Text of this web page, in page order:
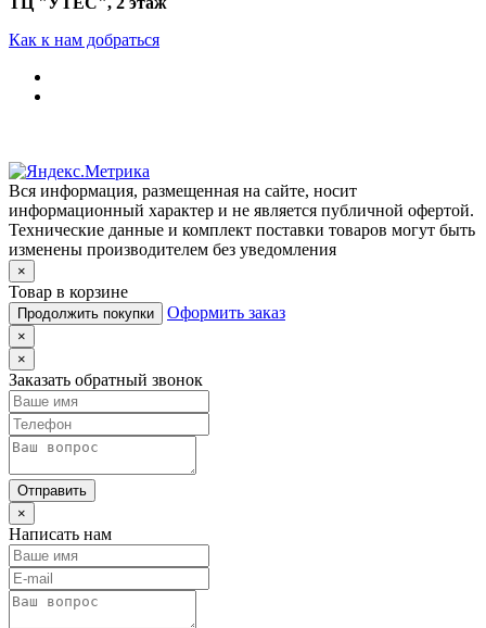
Как к нам добраться
Вся информация, размещенная на сайте, носит
информационный характер и не является публичной офертой.
Технические данные и комплект поставки товаров могут быть
изменены производителем без уведомления
×
Товар в корзине
Продолжить покупки Оформить заказ
×
×
Заказать обратный звонок
Отправить
×
Написать нам